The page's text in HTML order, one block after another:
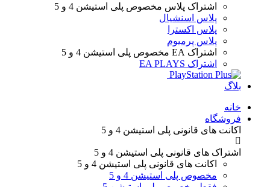
اشتراک پلاس مخصوص پلی استیشن 4 و 5
پلاس اسنشیال
پلاس اکسترا
پلاس پرمیوم
اشتراک EA
مخصوص پلی استیشن 4 و 5
اشتراک EA PLAYS
بلاگ
Menu
خانه
فروشگاه
اکانت های قانونی پلی استیشن 4 و 5
اشتراک های قانونی پلی استیشن 4 و 5
اکانت های قانونی پلی استیشن 4 و 5
مخصوص پلی استیشن 4 و 5